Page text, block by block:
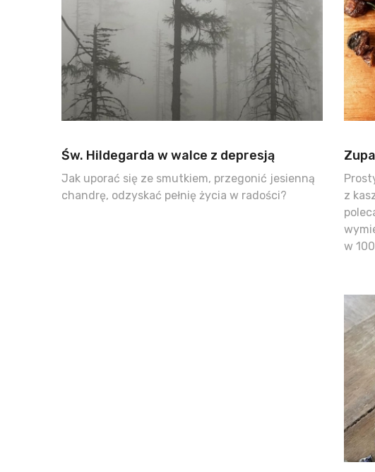
Św. Hildegarda w walce z depresją
Jak uporać się ze smutkiem, przegonić jesienną
chandrę, odzyskać pełnię życia w radości?
z
w